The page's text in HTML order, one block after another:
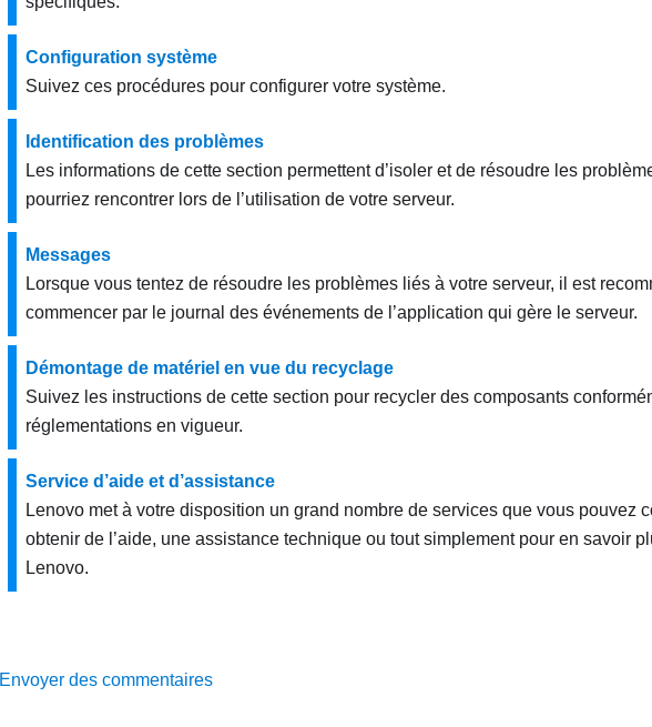
Configuration système
Suivez ces procédures pour configurer votre système.
Identification des problèmes
Les informations de cette section permettent d’isoler et de résoudre les
pourriez rencontrer lors de l’utilisation de votre serveur.
Messages
Lorsque vous tentez de résoudre les problèmes liés à votre serveur, il est
commencer par le journal des événements de l’application qui gère le serveur.
Démontage de matériel en vue du recyclage
Suivez les instructions de cette section pour recycler des composants
réglementations en vigueur.
Service d’aide et d’assistance
Lenovo met à votre disposition un grand nombre de services que vous pouvez
obtenir de l’aide, une assistance technique ou tout simplement pour en savoir
Lenovo.
Envoyer des commentaires